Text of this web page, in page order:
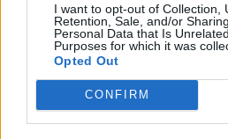
I want to opt-out of Collection,
Retention, Sale, and/or
Personal Data that Is
Purposes for which it was
Opted Out
CONFIRM
Külföldi továbbtanulás
gazdasági képzései közül jó
lehet találni